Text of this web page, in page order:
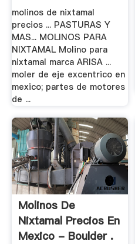
molinos de nixtamal
precios ... PASTURAS Y
MAS... MOLINOS PARA
NIXTAMAL Molino para
nixtamal marca ARISA ...
moler de eje excentrico en
mexico; partes de motores
de ...
Molinos De
Nixtamal Precios En
Mexico - Boulder .